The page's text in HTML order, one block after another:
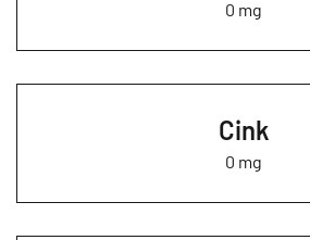
0 mg
Cink
0 mg